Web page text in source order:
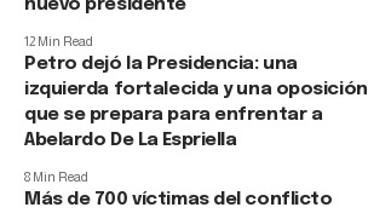
nuevo presidente
12 Min Read
Petro dejó la Presidencia: una
izquierda fortalecida y una oposición
que se prepara para enfrentar a
Abelardo De La Espriella
8 Min Read
Más de 700 víctimas del conflicto